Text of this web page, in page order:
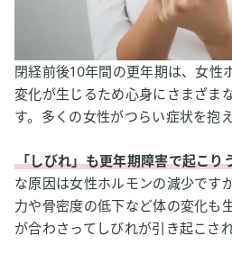
【私はこう考える】水素吸入の
閉経前後10年間の更年期は、女性
変化が生じるため心身にさまざま
す。多くの女性がつらい症状を抱
「しびれ」も更年期障害で起こり
な原因は女性ホルモンの減少です
力や骨密度の低下など体の変化も
が合わさってしびれが引き起こさ